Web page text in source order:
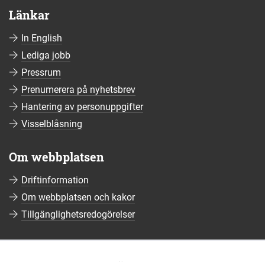
Länkar
In English
Lediga jobb
Pressrum
Prenumerera på nyhetsbrev
Hantering av personuppgifter
Visselblåsning
Om webbplatsen
Driftinformation
Om webbplatsen och kakor
Tillgänglighetsredogörelser